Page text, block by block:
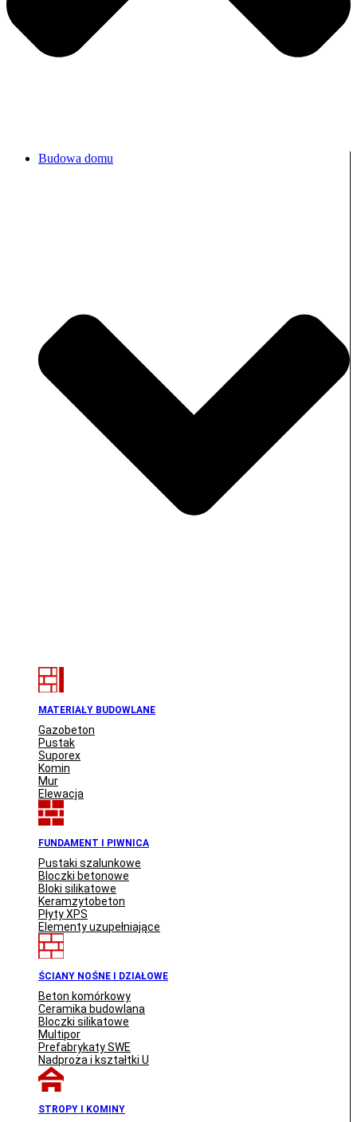
Budowa domu
MATERIAŁY BUDOWLANE
Gazobeton
Pustak
Suporex
Komin
Mur
Elewacja
FUNDAMENT I PIWNICA
Pustaki szalunkowe
Bloczki betonowe
Bloki silikatowe
Keramzytobeton
Płyty XPS
Elementy uzupełniające
ŚCIANY NOŚNE I DZIAŁOWE
Beton komórkowy
Ceramika budowlana
Bloczki silikatowe
Multipor
Prefabrykaty SWE
Nadproża i kształtki U
STROPY I KOMINY